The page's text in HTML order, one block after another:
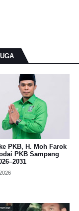
PKB, H. Moh Farok
PKB Sampang